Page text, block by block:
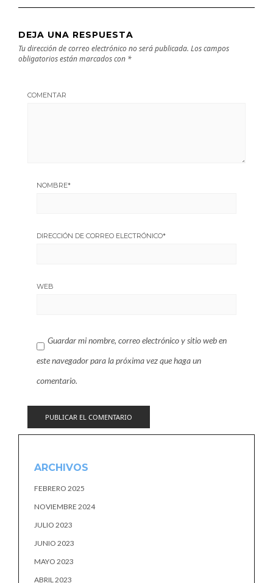
DEJA UNA RESPUESTA
Tu dirección de correo electrónico no será publicada. Los campos
obligatorios están marcados con *
COMENTAR
NOMBRE*
DIRECCIÓN DE CORREO ELECTRÓNICO*
WEB
Guardar mi nombre, correo electrónico y sitio web en
este navegador para la próxima vez que haga un
comentario.
ARCHIVOS
FEBRERO 2025
NOVIEMBRE 2024
JULIO 2023
JUNIO 2023
MAYO 2023
ABRIL 2023